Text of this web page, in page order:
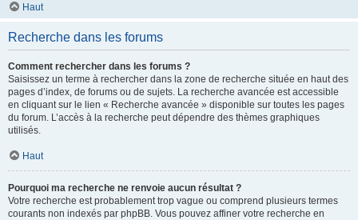
Haut
Recherche dans les forums
Comment rechercher dans les forums ?
Saisissez un terme à rechercher dans la zone de recherche située en haut des
pages d’index, de forums ou de sujets. La recherche avancée est accessible
en cliquant sur le lien « Recherche avancée » disponible sur toutes les pages
du forum. L’accès à la recherche peut dépendre des thèmes graphiques
utilisés.
Haut
Pourquoi ma recherche ne renvoie aucun résultat ?
Votre recherche est probablement trop vague ou comprend plusieurs termes
courants non indexés par phpBB. Vous pouvez affiner votre recherche en